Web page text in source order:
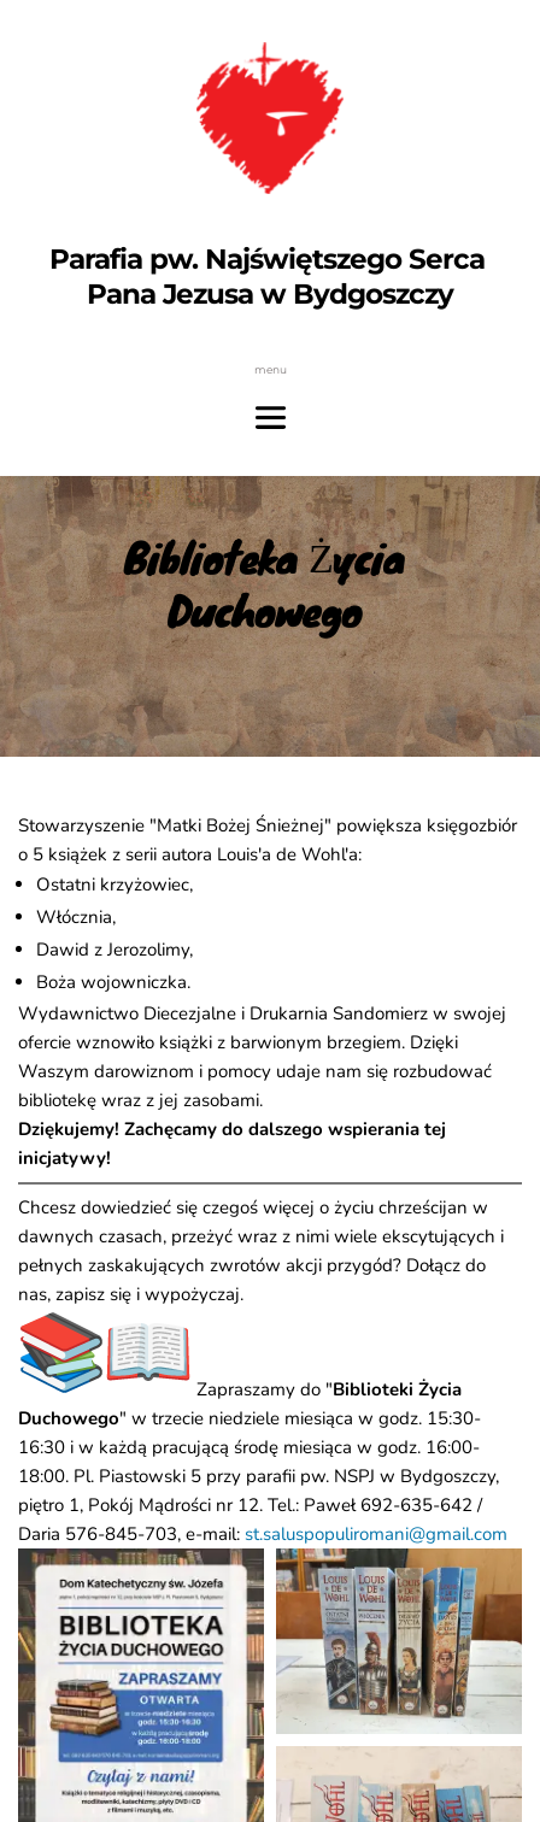
Parafia pw. Najświętszego Serca
Pana Jezusa w Bydgoszczy
menu
Biblioteka Życia
Duchowego
Stowarzyszenie "Matki Bożej Śnieżnej" powiększa księgozbiór
o 5 książek z serii autora Louis'a de Wohl'a:
Ostatni krzyżowiec,
Włócznia,
Dawid z Jerozolimy,
Boża wojowniczka.
Wydawnictwo Diecezjalne i Drukarnia Sandomierz w swojej
ofercie wznowiło książki z barwionym brzegiem. Dzięki
Waszym darowiznom i pomocy udaje nam się rozbudować
bibliotekę wraz z jej zasobami.
Dziękujemy! Zachęcamy do dalszego wspierania tej
inicjatywy!
Chcesz dowiedzieć się czegoś więcej o życiu chrześcijan w
dawnych czasach, przeżyć wraz z nimi wiele ekscytujących i
pełnych zaskakujących zwrotów akcji przygód? Dołącz do
nas, zapisz się i wypożyczaj.
Zapraszamy do "Biblioteki Życia
Duchowego" w trzecie niedziele miesiąca w godz. 15:30-
16:30 i w każdą pracującą środę miesiąca w godz. 16:00-
18:00. Pl. Piastowski 5 przy parafii pw. NSPJ w Bydgoszczy,
piętro 1, Pokój Mądrości nr 12. Tel.: Paweł 692-635-642 /
Daria 576-845-703, e-mail: st.saluspopuliromani@gmail.com